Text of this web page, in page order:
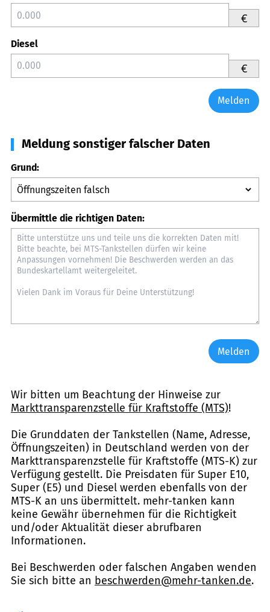
€
Diesel
€
Melden
Meldung sonstiger falscher Daten
Grund:
Übermittle die richtigen Daten:
Melden
Wir bitten um Beachtung der Hinweise zur
Markttransparenzstelle für Kraftstoffe (MTS)!
Die Grunddaten der Tankstellen (Name, Adresse,
Öffnungszeiten) in Deutschland werden von der
Markttransparenzstelle für Kraftstoffe (MTS-K) zur
Verfügung gestellt. Die Preisdaten für Super E10,
Super (E5) und Diesel werden ebenfalls von der
MTS-K an uns übermittelt. mehr-tanken kann
keine Gewähr übernehmen für die Richtigkeit
und/oder Aktualität dieser abrufbaren
Informationen.
Bei Beschwerden oder falschen Angaben wenden
Sie sich bitte an beschwerden@mehr-tanken.de.